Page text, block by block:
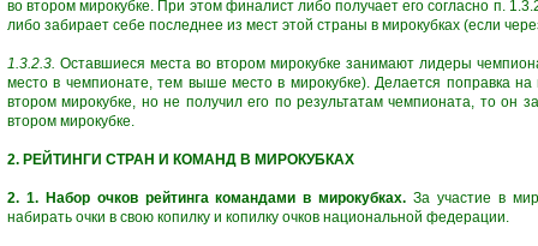
во втором мирокубке. При этом финалист либо получает его согласно п.
либо забирает себе последнее из мест этой страны в мирокубках (если
1.3.2.3. Оставшиеся места во втором мирокубке занимают лидеры
место в чемпионате, тем выше место в мирокубке). Делается поправка
втором мирокубке, но не получил его по результатам чемпионата, то
втором мирокубке.
2. РЕЙТИНГИ СТРАН И КОМАНД В МИРОКУБКАХ
2. 1. Набор очков рейтинга командами в мирокубках. За участие в
набирать очки в свою копилку и копилку очков национальной федерации.